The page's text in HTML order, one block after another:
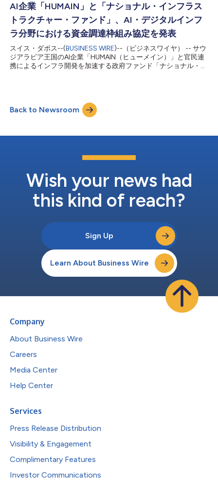
は、これまでの公正な貿易から、管理され、ルールに基づいた貿
易モデルへと確実に移行しています。サウジアラビアは、戦略的
な立地と豊富な資源を有しており、ブリッジ・エコノミーになる
可能性があります。アフリカ、ヨーロッパ、アジアをつなぐコネ
クター・エコノミーとなり、物流のハブとなることもできま
す。」 観光大臣のアハマド・アル・ハティーブ閣下の「The New
Geography of Travel: Elevating Destinations, Expanding
Opportunity（旅行の新しい地理：目的地の向上と機会の拡
AI企業「HUMAIN」と「ナショナル・インフラス
トラクチャー・ファンド」、AI・デジタルインフ
ラ分野における資金調達枠組み協定を発表
スイス・ダボス--(BUSINESS WIRE)--（ビジネスワイヤ） -- サウ
ジアラビア王国のAI企業「HUMAIN（ヒューメイン）」と官民連
携によるインフラ開発を加速する政府ファンド「ナショナル・イ
ラプロジェクトの拡大を支援するため、最大12億ドル規模の戦略
的資金調達枠組み協定を締結したことを発表しました。 本協定
は、HUMAIN社が最大250MW規模のハイパースケールAIデータセ
ものです。これらのデータセンターでは、AIの学習および推論向
外の顧客を支援します。 さらにInfraとHUMAIN社は、AIデータセ
ンター投資プラットフォームの設立についても検討を進めること
れ、国内外の機関投資家の参画を促進し、HUMAIN社の...
Back to Newsroom
Wish your news had
this kind of reach?
Sign Up
Learn About Business Wire
Company
About Business Wire
Careers
Media Center
Help Center
Services
Press Release Distribution
Visibility & Engagement
Complimentary Features
Investor Communications